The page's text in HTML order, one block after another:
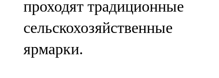
проходят традиционные
сельскохозяйственные
ярмарки.